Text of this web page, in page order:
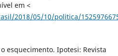
em <
2018/05/10/politica/
esquecimento. Ipotesi: Revista